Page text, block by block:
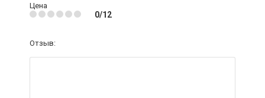
Цена
0/12
Отзыв: